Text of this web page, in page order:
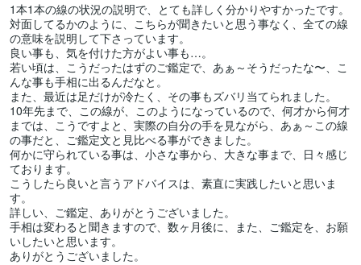
1本1本の線の状況の説明で、とても詳しく分かりやすかったです。
対面してるかのように、こちらが聞きたいと思う事なく、全ての線
の意味を説明して下さっています。
良い事も、気を付けた方がよい事も…。
若い頃は、こうだったはずのご鑑定で、あぁ～そうだったな〜、こ
んな事も手相に出るんだなと。
また、最近は足だけが冷たく、その事もズバリ当てられました。
10年先まで、この線が、このようになっているので、何才から何才
までは、こうですよと、実際の自分の手を見ながら、あぁ～この線
の事だと、ご鑑定文と見比べる事ができました。
何かに守られている事は、小さな事から、大きな事まで、日々感じ
ております。
こうしたら良いと言うアドバイスは、素直に実践したいと思いま
す。
詳しい、ご鑑定、ありがとうございました。
手相は変わると聞きますので、数ヶ月後に、また、ご鑑定を、お願
いしたいと思います。
ありがとうございました。